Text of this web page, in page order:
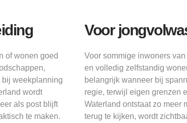
of wonen goed
bij weekplanning
wordt
als post blijft
te maken.
Voor
Voor sommige inwoners
en volledig zelfstandig
belangrijk wanneer bij
regie, terwijl eigen grenzen
Waterland ontstaat zo meer
terug te kijken, wordt